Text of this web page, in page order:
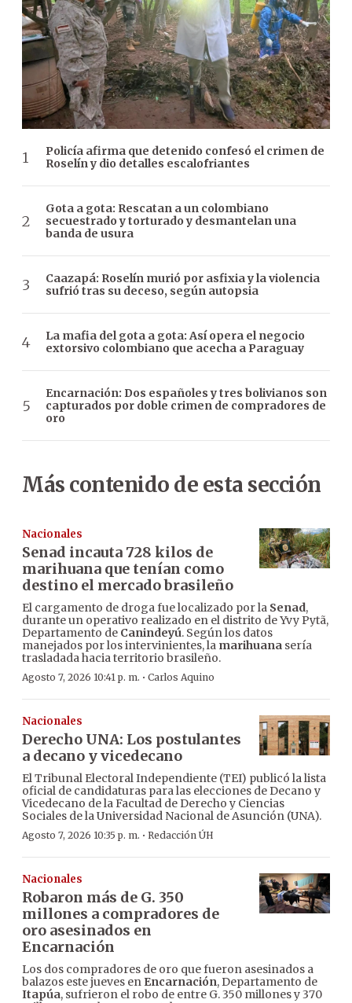
Policía afirma que detenido confesó el crimen de
Roselín y dio detalles escalofriantes
Gota a gota: Rescatan a un colombiano
secuestrado y torturado y desmantelan una
banda de usura
Caazapá: Roselín murió por asfixia y la violencia
sufrió tras su deceso, según autopsia
La mafia del gota a gota: Así opera el negocio
extorsivo colombiano que acecha a Paraguay
Encarnación: Dos españoles y tres bolivianos son
capturados por doble crimen de compradores de
oro
Más contenido de esta sección
Nacionales
Senad incauta 728 kilos de
marihuana que tenían como
destino el mercado brasileño
El cargamento de droga fue localizado por la Senad,
durante un operativo realizado en el distrito de Yvy Pytã,
Departamento de Canindeyú. Según los datos
manejados por los intervinientes, la marihuana sería
trasladada hacia territorio brasileño.
Agosto 7, 2026 10:41 p. m. · Carlos Aquino
Nacionales
Derecho UNA: Los postulantes
a decano y vicedecano
El Tribunal Electoral Independiente (TEI) publicó la lista
oficial de candidaturas para las elecciones de Decano y
Vicedecano de la Facultad de Derecho y Ciencias
Sociales de la Universidad Nacional de Asunción (UNA).
Agosto 7, 2026 10:35 p. m. · Redacción ÚH
Nacionales
Robaron más de G. 350
millones a compradores de
oro asesinados en
Encarnación
Los dos compradores de oro que fueron asesinados a
balazos este jueves en Encarnación, Departamento de
Itapúa, sufrieron el robo de entre G. 350 millones y 370